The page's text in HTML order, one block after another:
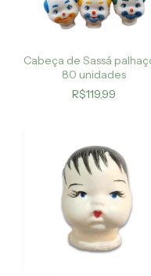
Cabeça de Sassá
80 unidades
R$119,99